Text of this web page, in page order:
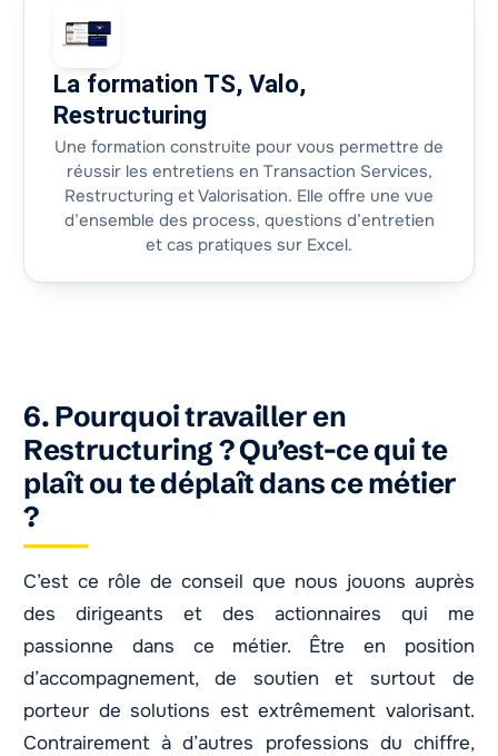
La formation TS, Valo,
Restructuring
Une formation construite pour vous permettre de
réussir les entretiens en Transaction Services,
Restructuring et Valorisation. Elle offre une vue
d’ensemble des process, questions d’entretien
et cas pratiques sur Excel.
6. Pourquoi travailler en
Restructuring ? Qu’est-ce qui te
plaît ou te déplaît dans ce métier
?
C’est ce rôle de conseil que nous jouons auprès
des dirigeants et des actionnaires qui me
passionne dans ce métier. Être en position
d’accompagnement, de soutien et surtout de
porteur de solutions est extrêmement valorisant.
Contrairement à d’autres professions du chiffre,